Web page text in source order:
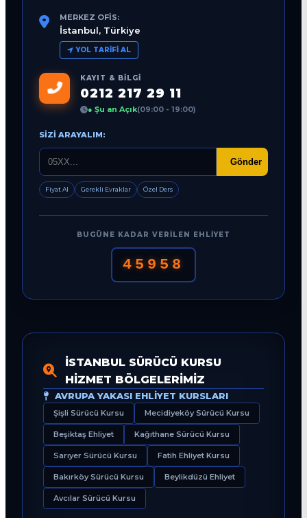
MERKEZ OFIS:
İstanbul, Türkiye
YOL TARIFI AL
KAYIT & BILGI
0212 217 29 11
● Şu an Açık(09:00 - 19:00)
SIZI ARAYALIM:
Gönder
Fiyat Al Gerekli Evraklar Özel Ders
BUGÜNE KADAR VERILEN EHLIYET
45958
İSTANBUL SÜRÜCÜ KURSU
HIZMET BÖLGELERIMIZ
AVRUPA YAKASI EHLIYET KURSLARI
Şişli Sürücü Kursu Mecidiyeköy Sürücü Kursu
Beşiktaş Ehliyet Kağıthane Sürücü Kursu
Sarıyer Sürücü Kursu Fatih Ehliyet Kursu
Bakırköy Sürücü Kursu Beylikdüzü Ehliyet
Avcılar Sürücü Kursu